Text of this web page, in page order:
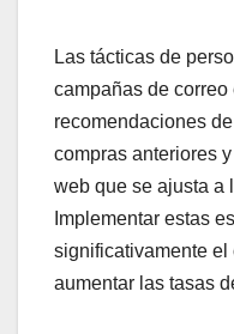
Las tácticas de
campañas de
recomendaciones
compras anteriores
web que se ajusta a
Implementar estas
significativamente
aumentar las tasas